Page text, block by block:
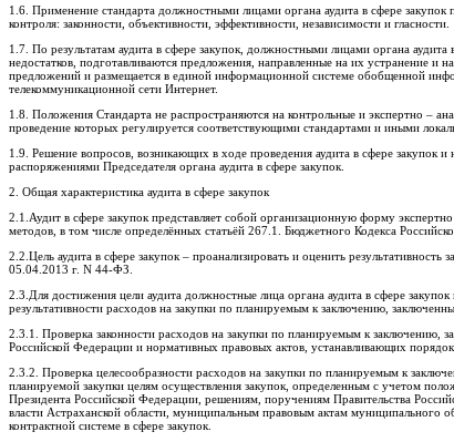
1.6. Применение стандарта должностными лицами органа аудита в сфере
контроля: законности, объективности, эффективности, независимости и гласности.
1.7. По результатам аудита в сфере закупок, должностными лицами органа
недостатков, подготавливаются предложения, направленные на их устранение и
предложений и размещается в единой информационной системе обобщенной
телекоммуникационной сети Интернет.
1.8. Положения Стандарта не распространяются на контрольные и экспертно –
проведение которых регулируется соответствующими стандартами и иными
1.9. Решение вопросов, возникающих в ходе проведения аудита в сфере закупок
распоряжениями Председателя органа аудита в сфере закупок.
2. Общая характеристика аудита в сфере закупок
2.1.Аудит в сфере закупок представляет собой организационную форму
методов, в том числе определённых статьёй 267.1. Бюджетного Кодекса
2.2.Цель аудита в сфере закупок – проанализировать и оценить
05.04.2013 г. N 44-ФЗ.
2.3.Для достижения цели аудита должностные лица органа аудита в сфере
результативности расходов на закупки по планируемым к заключению,
2.3.1. Проверка законности расходов на закупки по планируемым к заключению,
Российской Федерации и нормативных правовых актов, устанавливающих
2.3.2. Проверка целесообразности расходов на закупки по планируемым к
планируемой закупки целям осуществления закупок, определенным с учетом
Президента Российской Федерации, решениям, поручениям Правительства
власти Астраханской области, муниципальным правовым актам муниципального
контрактной системе в сфере закупок.